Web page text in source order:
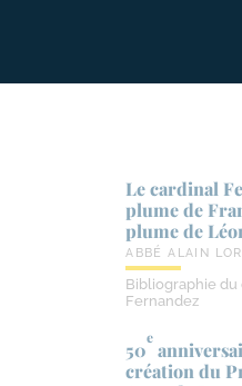
Le cardinal
plume de
plume de
ABBÉ ALAIN
Bibliographie du
Fernandez
50
e
création du